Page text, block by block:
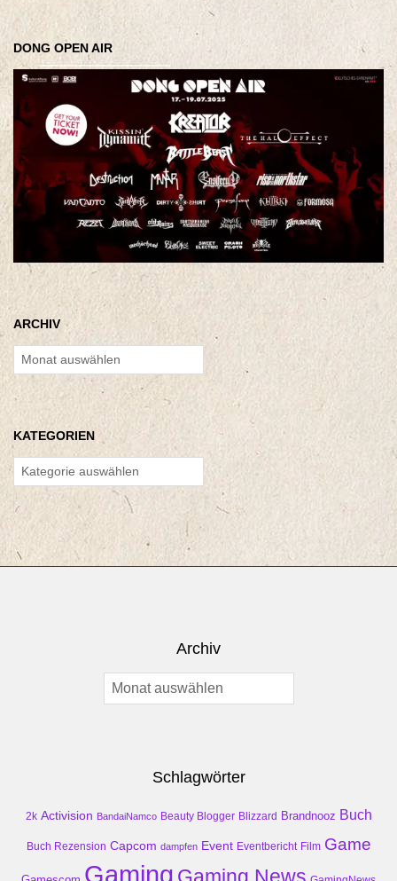
DONG OPEN AIR
ARCHIV
Archiv
KATEGORIEN
Kategorien
Archiv
Archiv
Schlagwörter
2k Activision BandaiNamco Beauty Blogger Blizzard Brandnooz Buch
Buch Rezension Capcom dampfen Event Eventbericht Film Game
Gaming